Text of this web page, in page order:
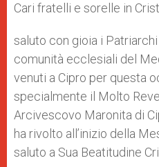
Cari fratelli e sorelle in
saluto con gioia i
comunità ecclesiali del
venuti a Cipro per questa
specialmente il Molto
Arcivescovo Maronita di
ha rivolto all’inizio della
saluto a Sua Beatitudine